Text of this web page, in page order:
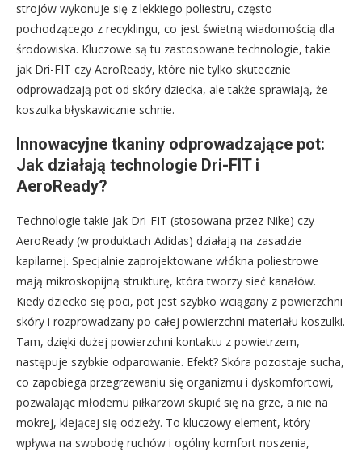
strojów wykonuje się z lekkiego poliestru, często
pochodzącego z recyklingu, co jest świetną wiadomością dla
środowiska. Kluczowe są tu zastosowane technologie, takie
jak Dri-FIT czy AeroReady, które nie tylko skutecznie
odprowadzają pot od skóry dziecka, ale także sprawiają, że
koszulka błyskawicznie schnie.
Innowacyjne tkaniny odprowadzające pot:
Jak działają technologie Dri-FIT i
AeroReady?
Technologie takie jak Dri-FIT (stosowana przez Nike) czy
AeroReady (w produktach Adidas) działają na zasadzie
kapilarnej. Specjalnie zaprojektowane włókna poliestrowe
mają mikroskopijną strukturę, która tworzy sieć kanałów.
Kiedy dziecko się poci, pot jest szybko wciągany z powierzchni
skóry i rozprowadzany po całej powierzchni materiału koszulki.
Tam, dzięki dużej powierzchni kontaktu z powietrzem,
następuje szybkie odparowanie. Efekt? Skóra pozostaje sucha,
co zapobiega przegrzewaniu się organizmu i dyskomfortowi,
pozwalając młodemu piłkarzowi skupić się na grze, a nie na
mokrej, klejącej się odzieży. To kluczowy element, który
wpływa na swobodę ruchów i ogólny komfort noszenia,